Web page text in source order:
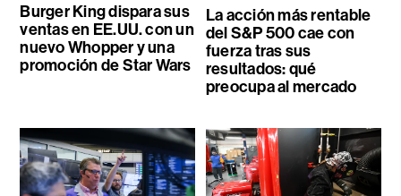
Burger King dispara sus
ventas en EE.UU. con un
nuevo Whopper y una
promoción de Star Wars
La acción más rentable
del S&P 500 cae con
fuerza tras sus
resultados: qué
preocupa al mercado